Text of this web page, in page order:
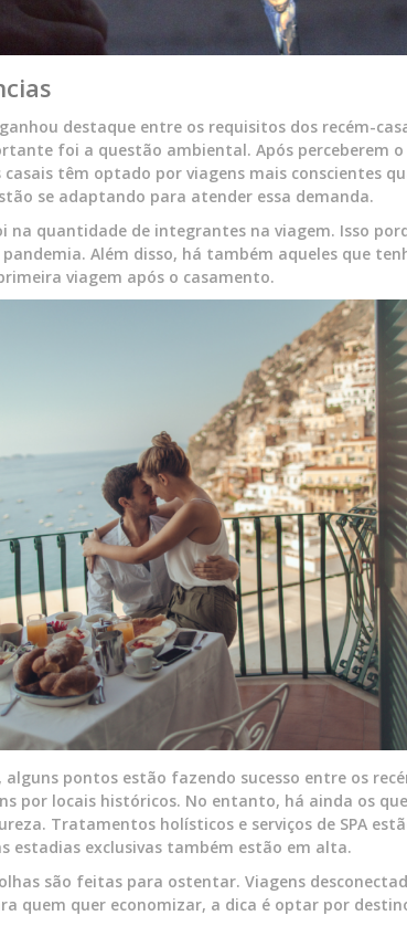
destaque entre os requisitos dos recém-
foi a questão ambiental. Após perceberem
têm optado por viagens mais conscientes
se adaptando para atender essa demanda.
na quantidade de integrantes na viagem. Isso
Além disso, há também aqueles que
viagem após o casamento.
pontos estão fazendo sucesso entre os
por locais históricos. No entanto, há ainda os
Tratamentos holísticos e serviços de SPA
estadias exclusivas também estão em alta.
são feitas para ostentar. Viagens
quem quer economizar, a dica é optar por